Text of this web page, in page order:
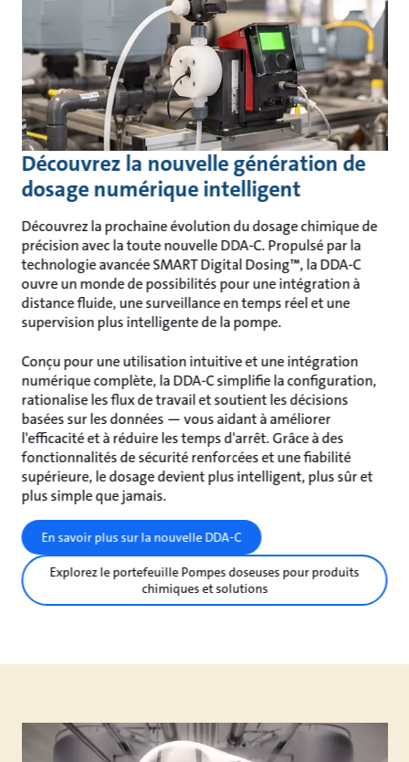
Découvrez la nouvelle génération de
dosage numérique intelligent
Découvrez la prochaine évolution du dosage chimique de
précision avec la toute nouvelle DDA-C. Propulsé par la
technologie avancée SMART Digital Dosing™, la DDA-C
ouvre un monde de possibilités pour une intégration à
distance fluide, une surveillance en temps réel et une
supervision plus intelligente de la pompe.
Conçu pour une utilisation intuitive et une intégration
numérique complète, la DDA-C simplifie la configuration,
rationalise les flux de travail et soutient les décisions
basées sur les données — vous aidant à améliorer
l'efficacité et à réduire les temps d'arrêt. Grâce à des
fonctionnalités de sécurité renforcées et une fiabilité
supérieure, le dosage devient plus intelligent, plus sûr et
plus simple que jamais.
En savoir plus sur la nouvelle DDA-C
Explorez le portefeuille Pompes doseuses pour produits
chimiques et solutions